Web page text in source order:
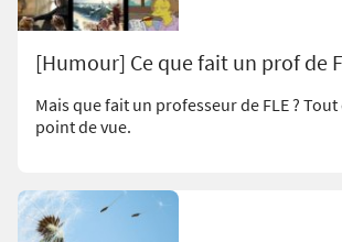
[Humour] Ce que fait un prof de
Mais que fait un professeur de FLE ?
point de vue.